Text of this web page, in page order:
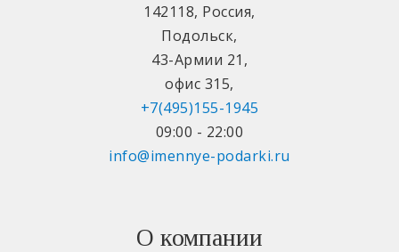
142118, Россия,
Подольск,
43-Армии 21 ,
офис 315,
+7(495)155-1945
09:00 - 22:00
info@imennye-podarki.ru
О компании